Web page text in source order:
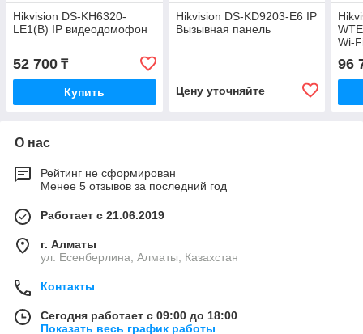
Hikvision DS-KH6320-
LE1(B) IP видеодомофон
52 700 ₸
Купить
Hikvision DS-KD9203-E6 IP
Вызывная панель
Цену уточняйте
Wi-
96
О нас
Рейтинг не сформирован
Менее 5 отзывов за последний год
Работает с 21.06.2019
г. Алматы
ул. Есенберлина, Алматы, Казахстан
Контакты
Сегодня работает с 09:00 до 18:00
Показать весь график работы